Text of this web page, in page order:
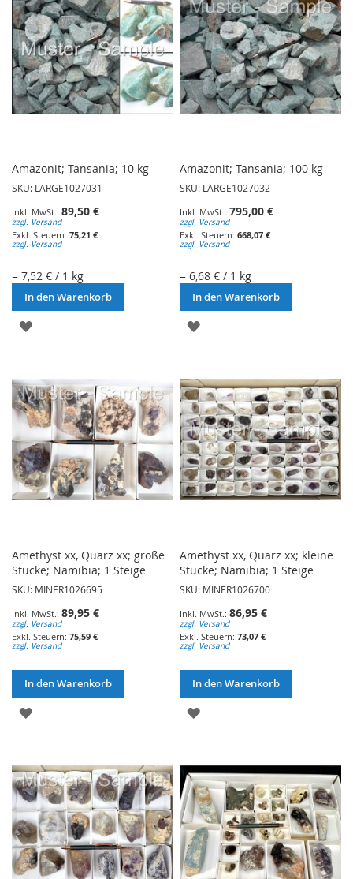
Amazonit; Tansania; 10 kg
SKU: LARGE1027031
89,50 €
zzgl. Versand
75,21 €
zzgl. Versand
= 7,52 € / 1 kg
In den Warenkorb
ZUR
HINZUFÜGEN
Amazonit; Tansania; 100 kg
SKU: LARGE1027032
795,00 €
zzgl. Versand
668,07 €
zzgl. Versand
= 6,68 € / 1 kg
In den Warenkorb
ZUR
HINZUFÜGEN
Amethyst xx, Quarz xx; große
Stücke; Namibia; 1 Steige
SKU: MINER1026695
89,95 €
zzgl. Versand
75,59 €
zzgl. Versand
In den Warenkorb
ZUR
HINZUFÜGEN
Amethyst xx, Quarz xx; kleine
Stücke; Namibia; 1 Steige
SKU: MINER1026700
86,95 €
zzgl. Versand
73,07 €
zzgl. Versand
In den Warenkorb
ZUR
HINZUFÜGEN